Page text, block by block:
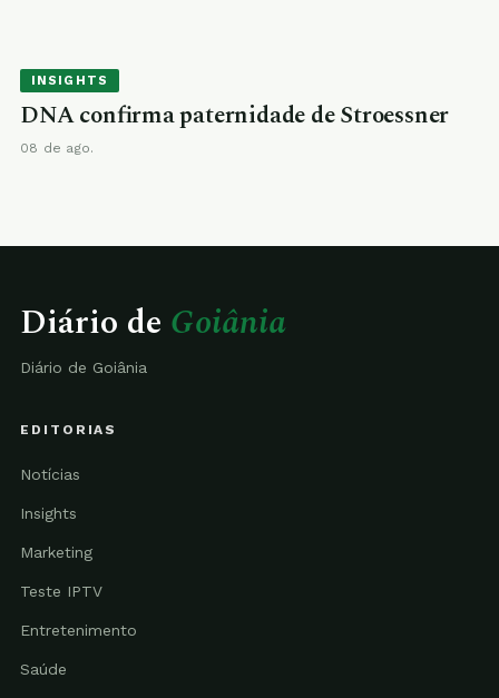
INSIGHTS
DNA confirma paternidade de Stroessner
08 de ago.
Diário de Goiânia
Diário de Goiânia
EDITORIAS
Notícias
Insights
Marketing
Teste IPTV
Entretenimento
Saúde